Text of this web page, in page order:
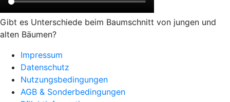
Gibt es Unterschiede beim Baumschnitt von jungen und
alten Bäumen?
Impressum
Datenschutz
Nutzungsbedingungen
AGB & Sonderbedingungen